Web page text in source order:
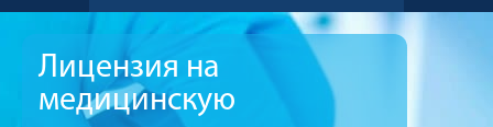
Лицензия на
медицинскую